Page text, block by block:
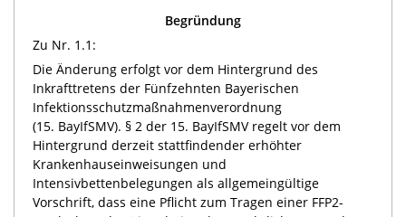
Begründung
Zu Nr. 1.1:
Die Änderung erfolgt vor dem Hintergrund des
Inkrafttretens der Fünfzehnten Bayerischen
Infektionsschutzmaßnahmenverordnung
(15. BayIfSMV). § 2 der 15. BayIfSMV regelt vor dem
Hintergrund derzeit stattfindender erhöhter
Krankenhauseinweisungen und
Intensivbettenbelegungen als allgemeingültige
Vorschrift, dass eine Pflicht zum Tragen einer FFP2-